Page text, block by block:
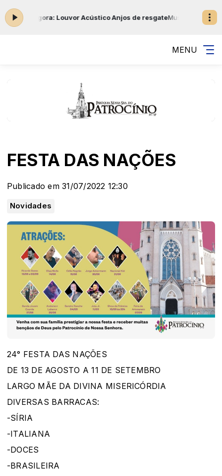
agora: Louvor Acústico Anjos de resgateMusicas Católicas
MENU
FESTA DAS NAÇÕES
Publicado em 31/07/2022 12:30
Novidades
24° FESTA DAS NAÇÕES
DE 13 DE AGOSTO A 11 DE SETEMBRO
LARGO MÃE DA DIVINA MISERICÓRDIA
DIVERSAS BARRACAS:
-SÍRIA
-ITALIANA
-DOCES
-BRASILEIRA